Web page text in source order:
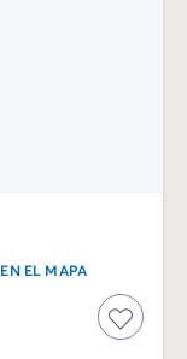
EL MAPA